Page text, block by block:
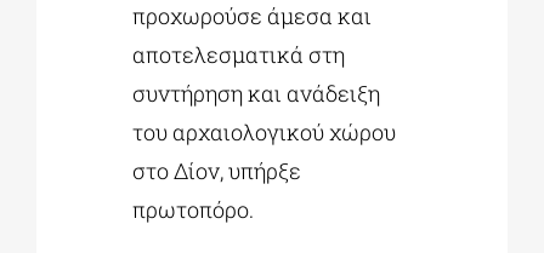
προχωρούσε άμεσα και
αποτελεσματικά στη
συντήρηση και ανάδειξη
του αρχαιολογικού χώρου
στο Δίον, υπήρξε
πρωτοπόρο.